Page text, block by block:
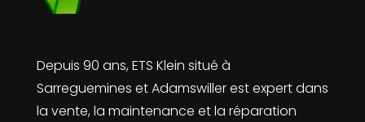
Depuis 90 ans, ETS Klein situé à
Sarreguemines et Adamswiller est expert dans
la vente, la maintenance et la réparation